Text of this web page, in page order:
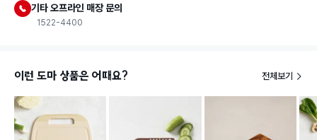
기타 오프라인 매장 문의
1522-4400
이런 도마 상품은 어때요? 전체보기